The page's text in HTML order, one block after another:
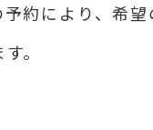
約により、希望
。